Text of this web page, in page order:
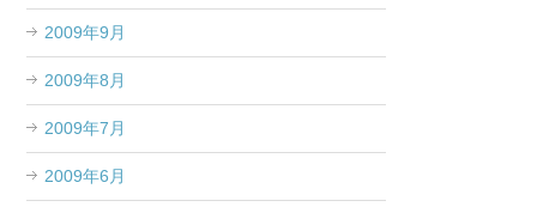
2009年9月
2009年8月
2009年7月
2009年6月